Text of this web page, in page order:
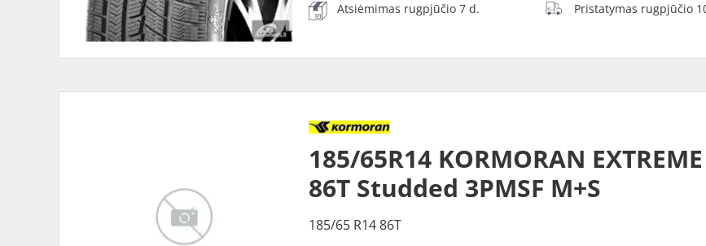
Atsiėmimas rugpjūčio 7 d. Pristatymas rugpjūčio
185/65R14 KORMORAN
86T Studded 3PMSF M+S
185/65 R14 86T